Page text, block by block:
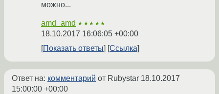
можно...
amd_amd ★★★★★
18.10.2017 16:06:05 +00:00
Показать ответы
Ссылка
Ответ на: комментарий от Rubystar 18.10.2017
15:00:00 +00:00